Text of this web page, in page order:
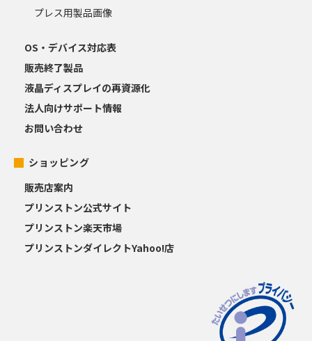
プレス用製品画像
OS・デバイス対応表
販売終了製品
液晶ディスプレイの再資源化
法人向けサポート情報
お問い合わせ
ショッピング
販売店案内
プリンストン公式サイト
プリンストン楽天市場
プリンストンダイレクトYahoo!店